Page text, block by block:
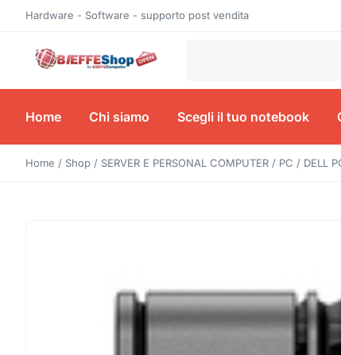
Hardware - Software - supporto post vendita
Home Chi siamo Scegli il tuo notebook
Home / Shop / SERVER E PERSONAL COMPUTER / PC / DELL